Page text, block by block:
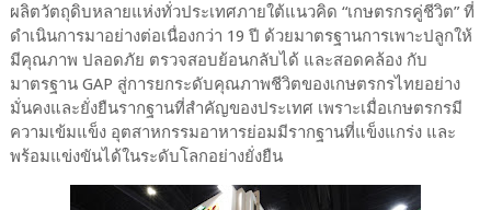
ผลิตวัตถุดิบหลายแห่งทั่วประเทศภายใต้แนวคิด “เกษตรกรคู่ชีวิต” ที่
ดำเนินการมาอย่างต่อเนื่องกว่า 19 ปี ด้วยมาตรฐานการเพาะปลูกให้
มีคุณภาพ ปลอดภัย ตรวจสอบย้อนกลับได้ และสอดคล้อง กับ
มาตรฐาน GAP สู่การยกระดับคุณภาพชีวิตของเกษตรกรไทยอย่าง
มั่นคงและยั่งยืนรากฐานที่สำคัญของประเทศ เพราะเมื่อเกษตรกรมี
ความเข้มแข็ง อุตสาหกรรมอาหารย่อมมีรากฐานที่แข็งแกร่ง และ
พร้อมแข่งขันได้ในระดับโลกอย่างยั่งยืน